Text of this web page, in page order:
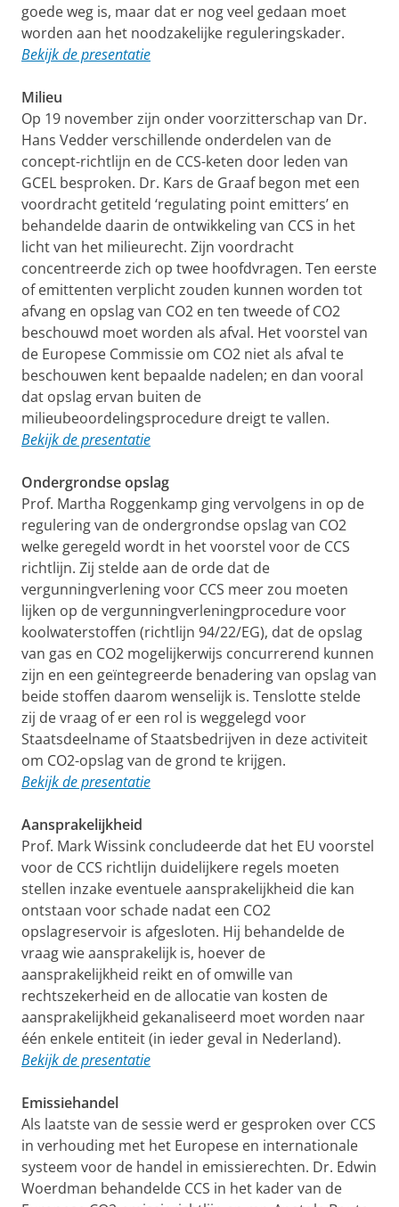
goede weg is, maar dat er nog veel gedaan moet
worden aan het noodzakelijke reguleringskader.
Bekijk de presentatie
Milieu
Op 19 november zijn onder voorzitterschap van Dr.
Hans Vedder verschillende onderdelen van de
concept-richtlijn en de CCS-keten door leden van
GCEL besproken. Dr. Kars de Graaf begon met een
voordracht getiteld ‘regulating point emitters’ en
behandelde daarin de ontwikkeling van CCS in het
licht van het milieurecht. Zijn voordracht
concentreerde zich op twee hoofdvragen. Ten eerste
of emittenten verplicht zouden kunnen worden tot
afvang en opslag van CO2 en ten tweede of CO2
beschouwd moet worden als afval. Het voorstel van
de Europese Commissie om CO2 niet als afval te
beschouwen kent bepaalde nadelen; en dan vooral
dat opslag ervan buiten de
milieubeoordelingsprocedure dreigt te vallen.
Bekijk de presentatie
Ondergrondse opslag
Prof. Martha Roggenkamp ging vervolgens in op de
regulering van de ondergrondse opslag van CO2
welke geregeld wordt in het voorstel voor de CCS
richtlijn. Zij stelde aan de orde dat de
vergunningverlening voor CCS meer zou moeten
lijken op de vergunningverleningprocedure voor
koolwaterstoffen (richtlijn 94/22/EG), dat de opslag
van gas en CO2 mogelijkerwijs concurrerend kunnen
zijn en een geïntegreerde benadering van opslag van
beide stoffen daarom wenselijk is. Tenslotte stelde
zij de vraag of er een rol is weggelegd voor
Staatsdeelname of Staatsbedrijven in deze activiteit
om CO2-opslag van de grond te krijgen.
Bekijk de presentatie
Aansprakelijkheid
Prof. Mark Wissink concludeerde dat het EU voorstel
voor de CCS richtlijn duidelijkere regels moeten
stellen inzake eventuele aansprakelijkheid die kan
ontstaan voor schade nadat een CO2
opslagreservoir is afgesloten. Hij behandelde de
vraag wie aansprakelijk is, hoever de
aansprakelijkheid reikt en of omwille van
rechtszekerheid en de allocatie van kosten de
aansprakelijkheid gekanaliseerd moet worden naar
één enkele entiteit (in ieder geval in Nederland).
Bekijk de presentatie
Emissiehandel
Als laatste van de sessie werd er gesproken over CCS
in verhouding met het Europese en internationale
systeem voor de handel in emissierechten. Dr. Edwin
Woerdman behandelde CCS in het kader van de